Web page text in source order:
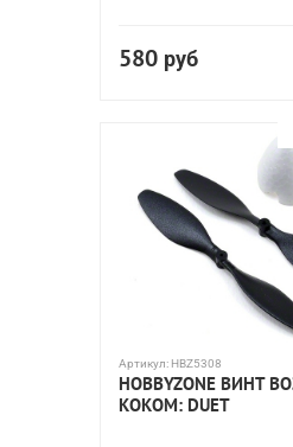
580 руб
Артикул: HBZ5308
HOBBYZONE ВИНТ
КОКОМ: DUET